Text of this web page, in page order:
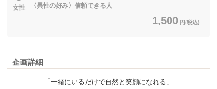
女性 〈異性の好み〉信頼できる人
1,500 円(税込)
企画詳細
「一緒にいるだけで自然と笑顔になれる」